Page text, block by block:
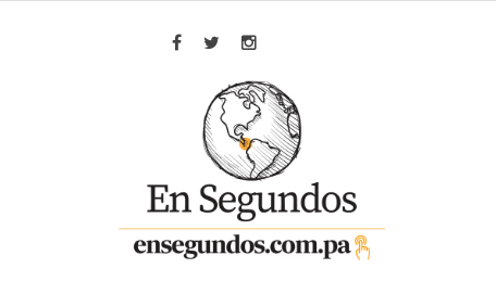
Facebook
TwitterInstagram